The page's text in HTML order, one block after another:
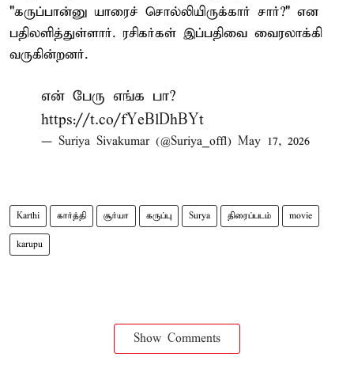
"கருப்பான்னு யாரைச் சொல்லியிருக்கார் சார்?" என
பதிலளித்துள்ளார். ரசிகர்கள் இப்பதிவை வைரலாக்கி
வருகின்றனர்.
என் பேரு எங்க பா?
https://t.co/fYeBlDhBYt
— Suriya Sivakumar (@Suriya_offl) May 17, 2026
Karthi கார்த்தி சூர்யா கருப்பு Surya திரைப்படம் movie
karupu
Show Comments